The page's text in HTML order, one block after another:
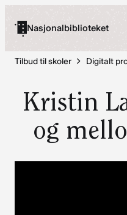
Nasjonalbiblioteket
Tilbud til skoler
Digitalt
Kristin
og